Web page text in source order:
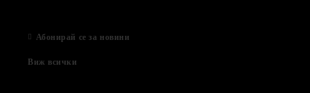
Абонирай се за новини
Виж всички